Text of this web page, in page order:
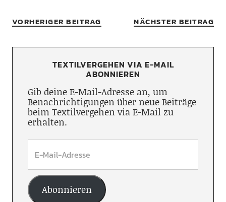
VORHERIGER BEITRAG NÄCHSTER BEITRAG
TEXTILVERGEHEN VIA E-MAIL
ABONNIEREN
Gib deine E-Mail-Adresse an, um
Benachrichtigungen über neue Beiträge
beim Textilvergehen via E-Mail zu
erhalten.
Abonnieren